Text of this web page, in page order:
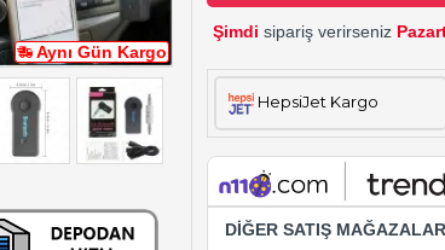
Aynı Gün Kargo
Şimdi sipariş verirseniz
HepsiJet Kargo
DİĞER SATIŞ